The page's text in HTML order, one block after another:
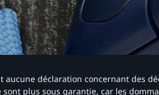
déclaration concernant des
plus sous garantie, car les